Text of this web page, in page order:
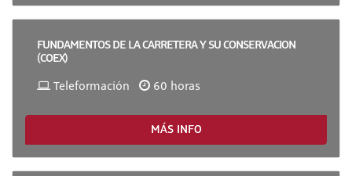
FUNDAMENTOS DE LA CARRETERA Y SU CONSERVACION
(COEX)
Teleformación 60 horas
MÁS INFO